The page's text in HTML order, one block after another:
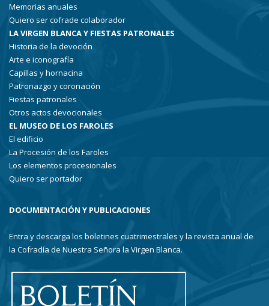
Memorias anuales
Quiero ser cofrade colaborador
LA VIRGEN BLANCA Y FIESTAS PATRONALES
Historia de la devoción
Arte e iconografía
Capillas y hornacina
Patronazgo y coronación
Fiestas patronales
Otros actos devocionales
EL MUSEO DE LOS FAROLES
El edificio
La Procesión de los Faroles
Los elementos procesionales
Quiero ser portador
DOCUMENTACIÓN Y PUBLICACIONES
Entra y descarga los boletines cuatrimestrales y la revista anual de
la Cofradía de Nuestra Señora la Virgen Blanca.